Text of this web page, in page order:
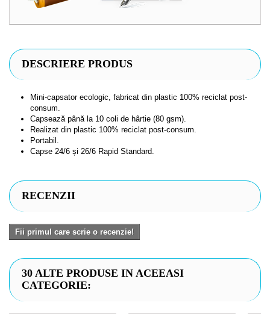
DESCRIERE PRODUS
Mini-capsator ecologic, fabricat din plastic 100% reciclat post-
consum.
Capsează până la 10 coli de hârtie (80 gsm).
Realizat din plastic 100% reciclat post-consum.
Portabil.
Capse 24/6 și 26/6 Rapid Standard.
RECENZII
Fii primul care scrie o recenzie!
30 ALTE PRODUSE IN ACEEASI
CATEGORIE: